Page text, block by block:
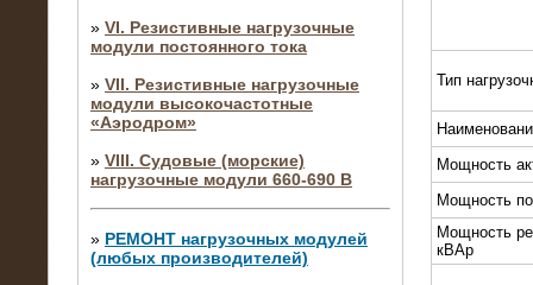
» VI. Резистивные нагрузочные
модули постоянного тока
» VII. Резистивные нагрузочные
модули высокочастотные
«Аэродром»
» VIII. Судовые (морские)
нагрузочные модули 660-690 В
» РЕМОНТ нагрузочных модулей
(любых производителей)
Тип
Мощность
Мощность
Мощность
кВАр